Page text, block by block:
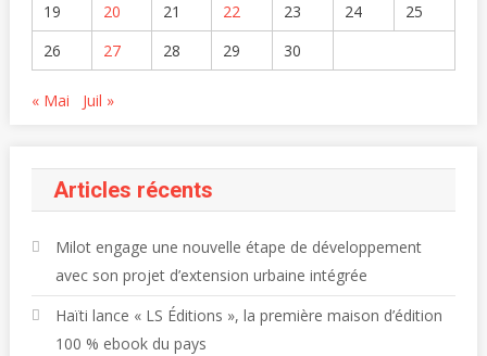
19
20 21 22 23 24
25
26
27 28 29 30
« Mai Juil »
Articles récents
Milot engage une nouvelle étape de développement
avec son projet d’extension urbaine intégrée
Haïti lance « LS Éditions », la première maison d’édition
100 % ebook du pays